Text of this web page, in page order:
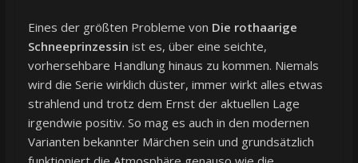
Eines der größten Probleme von Die rothaarige
Schneeprinzessin ist es, über eine seichte,
vorhersehbare Handlung hinaus zu kommen. Niemals
wird die Serie wirklich düster, immer wirkt alles etwas
strahlend und trotz dem Ernst der aktuellen Lage
irgendwie positiv. So mag es auch in den modernen
Varianten bekannter Märchen sein und grundsätzlich